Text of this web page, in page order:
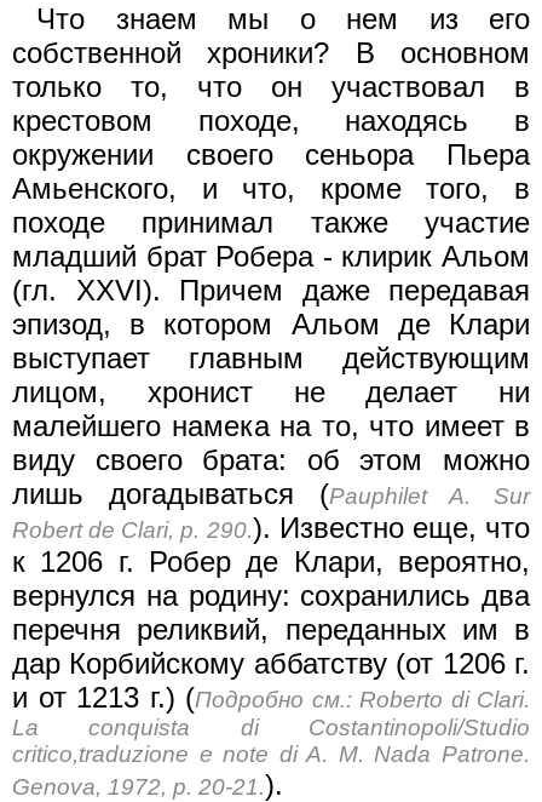
Что знаем мы о нем из его
собственной хроники? В основном
только то, что он участвовал в
крестовом походе, находясь в
окружении своего сеньора Пьера
Амьенского, и что, кроме того, в
походе принимал также участие
младший брат Робера - клирик Альом
(гл. XXVI). Причем даже передавая
эпизод, в котором Альом де Клари
выступает главным действующим
лицом, хронист не делает ни
малейшего намека на то, что имеет в
виду своего брата: об этом можно
лишь догадываться (Pauphilet A. Sur
Robert de Clari, p. 290.). Известно еще, что
к 1206 г. Робер де Клари, вероятно,
вернулся на родину: сохранились два
перечня реликвий, переданных им в
дар Корбийскому аббатству (от 1206 г.
и от 1213 г.) (Подробно см.: Roberto di Clari.
La conquista di Costantinopoli/Studio
critico,traduzione e note di A. M. Nada Patrone.
Genova, 1972, p. 20-21.).